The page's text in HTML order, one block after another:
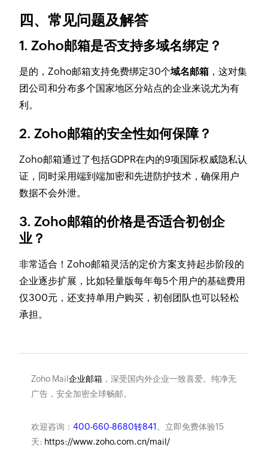
四、常见问题及解答
1. Zoho邮箱是否支持多域名绑定？
是的，Zoho邮箱支持免费绑定30个域名邮箱 ，这对集
团公司和分布多个国家地区分站点的企业来说尤为有
利。
2. Zoho邮箱的安全性如何保障？
Zoho邮箱通过了包括GDPR在内的9项国际权威隐私认
证，同时采用端到端加密和先进防护技术，确保用户
数据不会外泄。
3. Zoho邮箱的价格是否适合初创企
业？
非常适合！Zoho邮箱灵活的定价方案支持起步阶段的
企业逐步扩展，比如轻量版每年每5个用户的基础费用
仅300元，还支持单用户购买，初创团队也可以轻松
承担。
Zoho Mail企业邮箱，深受国内外企业一致喜爱。纯净无
广告，安全加密全球畅邮。
欢迎咨询： 400-660-8680转841 。立即免费体验15
天: https://www.zoho.com.cn/mail/